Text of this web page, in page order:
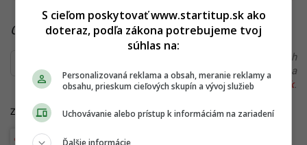
Čítaj viac z kategórie:Hlavné správy a aktuality
Ďakujeme, že čítaš Startitup. V prípade, že máš postreh
alebo si našiel v článku chybu, napíš nám na
redakcia@startitup.sk.
Zdroj: TASR
Európa Rusko
S cieľom poskytovať www.startitup.sk ako
doteraz, podľa zákona potrebujeme tvoj
súhlas na:
Personalizovaná reklama a obsah, meranie reklamy a
obsahu, prieskum cieľových skupín a vývoj služieb
Uchovávanie alebo prístup k informáciám na zariadení
Ďalšie informácie